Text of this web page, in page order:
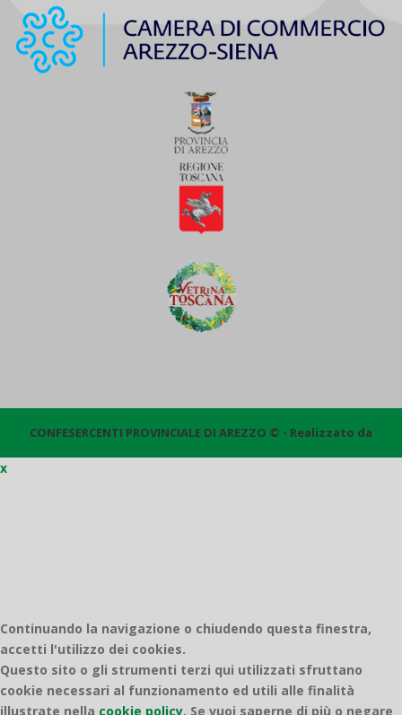
CONFESERCENTI PROVINCIALE DI AREZZO © - Realizzato da
x
Continuando la navigazione o chiudendo questa finestra,
accetti l'utilizzo dei cookies.
Questo sito o gli strumenti terzi qui utilizzati sfruttano
cookie necessari al funzionamento ed utili alle finalità
illustrate nella cookie policy. Se vuoi saperne di più o negare